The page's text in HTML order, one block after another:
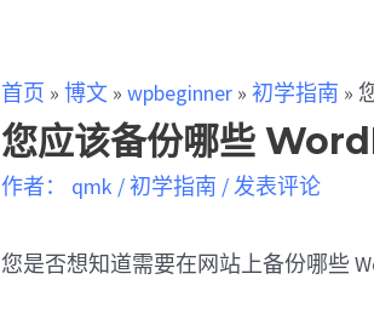
首页 »博文 »wpbeginner »初学指南 »
您应该备份哪些
作者： qmk /初学指南 /发表评论
您是否想知道需要在网站上备份哪些